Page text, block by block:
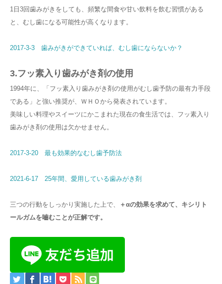
1日3回歯みがきをしても、頻繁な間食や甘い飲料を飲む習慣がある
と、むし歯になる可能性が高くなります。
2017-3-3 歯みがきができていれば、むし歯にならないか？
3.フッ素入り歯みがき剤の使用
1994年に、「フッ素入り歯みがき剤の使用がむし歯予防の最有力手段
である」と強い推奨が、ＷＨＯから発表されています。
美味しい料理やスイーツにかこまれた現在の食生活では、フッ素入り
歯みがき剤の使用は欠かせません。
2017-3-20 最も効果的なむし歯予防法
2021-6-17 25年間、愛用している歯みがき剤
三つの行動をしっかり実施した上で、
＋αの効果を求めて、キシリト
ールガムを嚙むことが正解です。